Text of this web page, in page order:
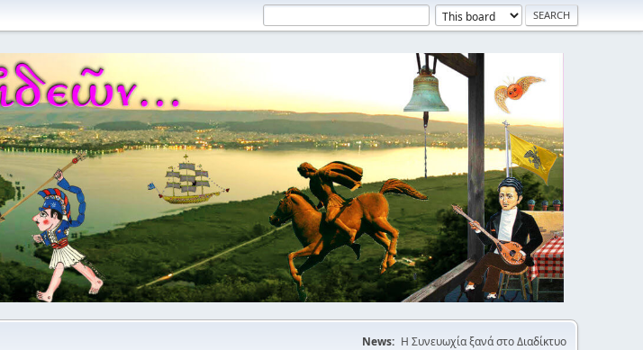
News: Η Συνευωχία ξανά στο Διαδίκτυο